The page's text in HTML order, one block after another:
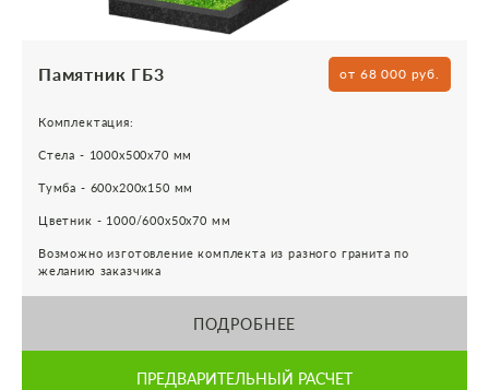
Памятник ГБ3 от 68 000 руб.
Комплектация:
Стела - 1000х500х70 мм
Тумба - 600х200х150 мм
Цветник - 1000/600х50х70 мм
Возможно изготовление комплекта из разного гранита по
желанию заказчика
ПОДРОБНЕЕ
ПРЕДВАРИТЕЛЬНЫЙ РАСЧЕТ